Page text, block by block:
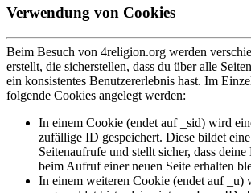
Verwendung von Cookies
Beim Besuch von 4religion.org werden
erstellt, die sicherstellen, dass du über alle
ein konsistentes Benutzererlebnis hast. Im
folgende Cookies angelegt werden:
In einem Cookie (endet auf _sid) wird
zufällige ID gespeichert. Diese bildet
Seitenaufrufe und stellt sicher, dass
beim Aufruf einer neuen Seite erhalten
In einem weiteren Cookie (endet auf _u)